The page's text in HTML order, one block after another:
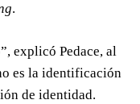
.
explicó Pedace, al
es la identificación
de identidad.